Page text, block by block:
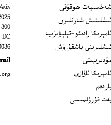
شەخسىيەت ھوقۇقى
ئىشلىتىش شەرتلىرى
ئامېرىكا رادىئو-تېلېۋىزىيە
ئىشلىرىنى باشقۇرۇش
مۇدىرىيىتى
ئامېرىكا ئاۋازى
ياردەم
بەت قۇرۇلمىسى
M Street NW
DC
USA